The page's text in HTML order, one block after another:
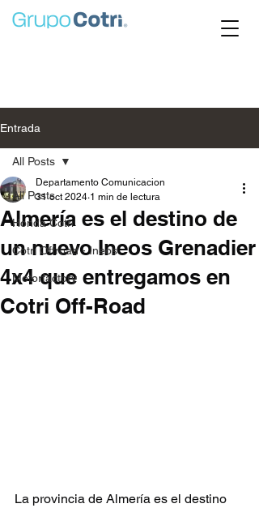
Entrada
All Posts
Honda Cotri
Cotri Offroad - Ineos
Motorfactory
All Posts
Almería es el destino de
un nuevo Ineos Grenadier
4x4 que entregamos en
Cotri Off-Road
Departamento Comunicacion
31 oct 2024 1 min de lectura
La provincia de Almería es el destino